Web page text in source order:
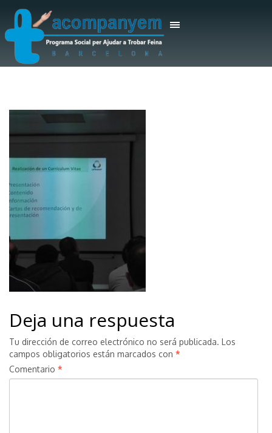
Deja una respuesta
Tu dirección de correo electrónico no será publicada. Los
campos obligatorios están marcados con *
Comentario *